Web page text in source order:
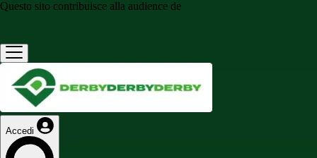
Questo sito contribuisce alla audience de
Accedi